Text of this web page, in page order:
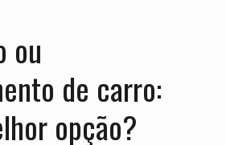
ou
de carro:
opção?